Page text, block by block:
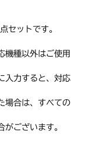
セットです。
機種以外はご使用
入力すると、対応
場合は、すべての
ございます。